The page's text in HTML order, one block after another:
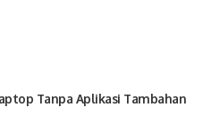
Tanpa Aplikasi Tambahan